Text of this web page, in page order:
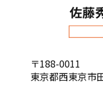
〒188-0011
東京都西東京